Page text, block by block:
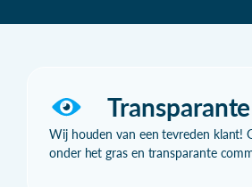
Wij houden van een tevreden klant!
onder het gras en transparante